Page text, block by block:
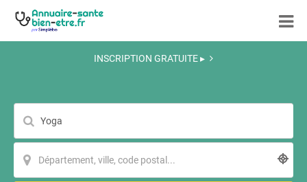
INSCRIPTION GRATUITE ▸